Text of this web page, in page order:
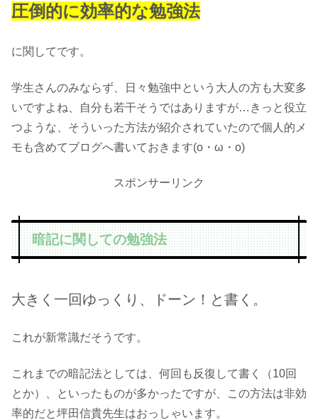
圧倒的に効率的な勉強法
に関してです。
学生さんのみならず、日々勉強中という大人の方も大変多
いですよね、自分も若干そうではありますが…きっと役立
つような、そういった方法が紹介されていたので個人的メ
モも含めてブログへ書いておきます(o・ω・o)
スポンサーリンク
暗記に関しての勉強法
大きく一回ゆっくり、ドーン！と書く。
これが新常識だそうです。
これまでの暗記法としては、何回も反復して書く（10回
とか）、といったものが多かったですが、この方法は非効
率的だと坪田信貴先生はおっしゃいます。